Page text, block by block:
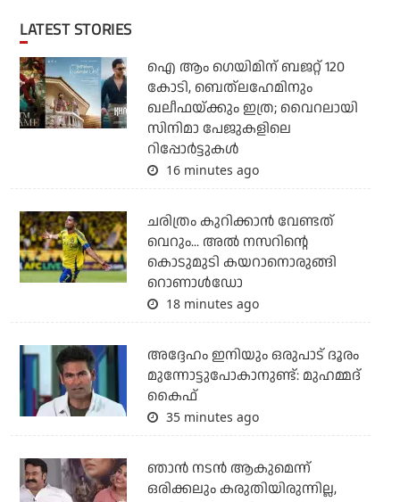
LATEST STORIES
ഐ ആം ഗെയിമിന് ബജറ്റ് 120
കോടി, ബെത്‌ലഹേമിനും
ഖലീഫയ്ക്കും ഇത്ര; വൈറലായി
സിനിമാ പേജുകളിലെ
റിപ്പോര്‍ട്ടുകള്‍
16 minutes ago
ചരിത്രം കുറിക്കാന്‍ വേണ്ടത്
വെറും... അല്‍ നസറിന്റെ
കൊടുമുടി കയറാനൊരുങ്ങി
റൊണാള്‍ഡോ
18 minutes ago
അദ്ദേഹം ഇനിയും ഒരുപാട് ദൂരം
മുന്നോട്ടുപോകാനുണ്ട്: മുഹമ്മദ്
കൈഫ്
35 minutes ago
ഞാൻ നടൻ ആകുമെന്ന്
ഒരിക്കലും കരുതിയിരുന്നില്ല,